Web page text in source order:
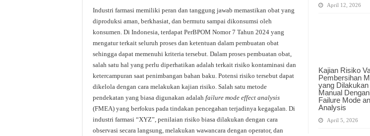
April 12, 2026
Kajian Risiko
Pembersihan
yang
Manual
Failure Mode
Analysis
April 5, 2026
Industri farmasi memiliki peran dan tanggung jawab memastikan obat yang
diproduksi aman, berkhasiat, dan bermutu sampai dikonsumsi oleh
konsumen. Di Indonesia, terdapat PerBPOM Nomor 7 Tahun 2024 yang
mengatur terkait seluruh proses dan ketentuan dalam pembuatan obat
sehingga dapat memenuhi kriteria tersebut. Dalam proses pembuatan obat,
salah satu hal yang perlu diperhatikan adalah terkait risiko kontaminasi dan
ketercampuran saat penimbangan bahan baku. Potensi risiko tersebut dapat
dikelola dengan cara melakukan kajian risiko. Salah satu metode
pendekatan yang biasa digunakan adalah failure mode effect analysis
(FMEA) yang berfokus pada tindakan pencegahan terjadinya kegagalan. Di
industri farmasi “XYZ”, penilaian risiko biasa dilakukan dengan cara
observasi secara langsung, melakukan wawancara dengan operator, dan